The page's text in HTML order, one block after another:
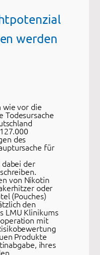
werden
wie vor die
Todesursache
des
für
der
von Nikotin
oder
(Pouches)
den
LMU Klinikums
mit
Produkte
ihres